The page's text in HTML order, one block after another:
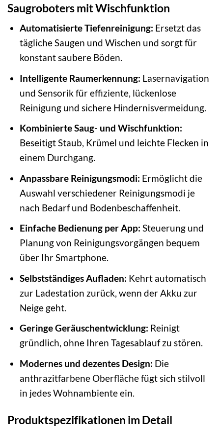
Saugroboters mit Wischfunktion
Automatisierte Tiefenreinigung: Ersetzt das
tägliche Saugen und Wischen und sorgt für
konstant saubere Böden.
Intelligente Raumerkennung: Lasernavigation
und Sensorik für effiziente, lückenlose
Reinigung und sichere Hindernisvermeidung.
Kombinierte Saug- und Wischfunktion:
Beseitigt Staub, Krümel und leichte Flecken in
einem Durchgang.
Anpassbare Reinigungsmodi: Ermöglicht die
Auswahl verschiedener Reinigungsmodi je
nach Bedarf und Bodenbeschaffenheit.
Einfache Bedienung per App: Steuerung und
Planung von Reinigungsvorgängen bequem
über Ihr Smartphone.
Selbstständiges Aufladen: Kehrt automatisch
zur Ladestation zurück, wenn der Akku zur
Neige geht.
Geringe Geräuschentwicklung: Reinigt
gründlich, ohne Ihren Tagesablauf zu stören.
Modernes und dezentes Design: Die
anthrazitfarbene Oberfläche fügt sich stilvoll
in jedes Wohnambiente ein.
Produktspezifikationen im Detail